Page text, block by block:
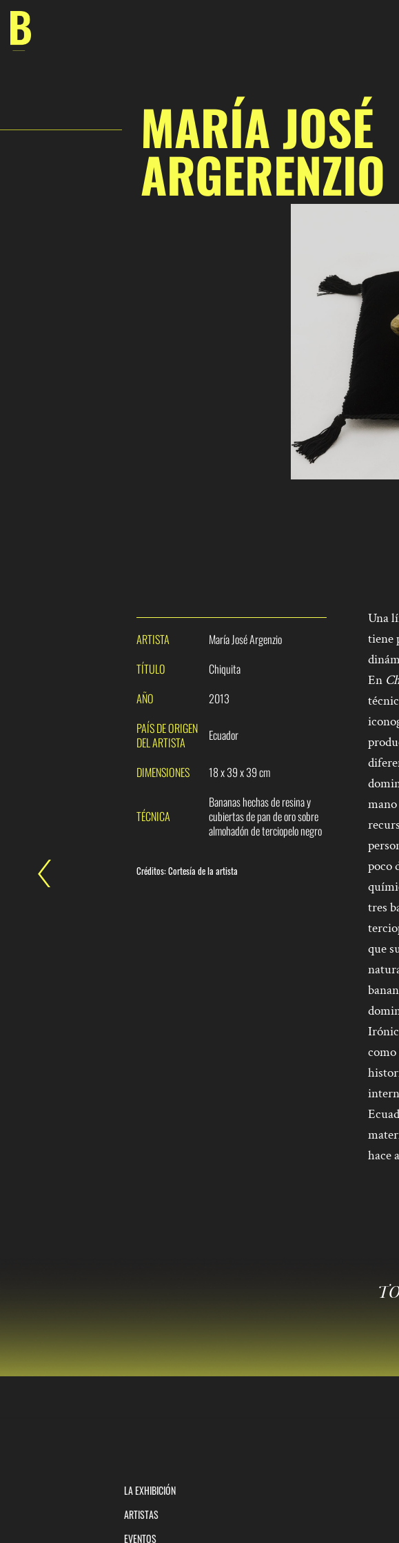
Saltar
contenido
MARÍA JOSÉ
ARGERENZIO
ARTISTA
María José Argenzio
TÍTULO
Chiquita
AÑO
2013
PAÍS DE ORIGEN
DEL ARTISTA
Ecuador
DIMENSIONES 18 x 39 x 39 cm
TÉCNICA
Bananas hechas de resina y
cubiertas de pan de oro sobre
almohadón de terciopelo negro
Créditos: Cortesía de la artista
Una
tiene
En
poco
tres
que
hace
LA EXHIBICIÓN
ARTISTAS
EVENTOS